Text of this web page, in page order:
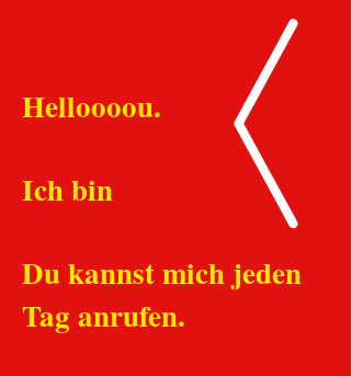
Helloooou.
Ich bin
Du kannst mich jeden
Tag anrufen.